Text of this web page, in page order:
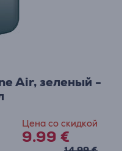
Air, зеленый -
Цена со скидкой
9.99 €